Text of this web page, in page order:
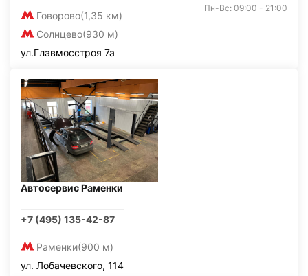
Говорово(1,35 км)
Солнцево(930 м)
Пн-Вс: 09:00 - 21:00
ул.Главмосстроя 7а
Автосервис Раменки
+7 (495) 135-42-87
Раменки(900 м)
ул. Лобачевского, 114